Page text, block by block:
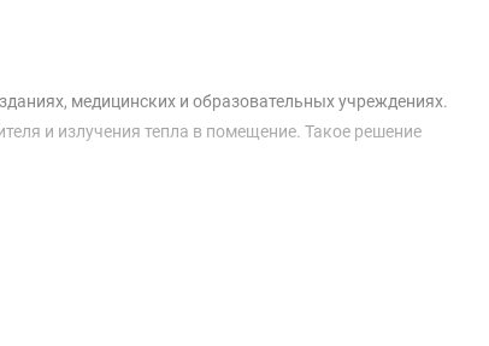
медицинских и образовательных учреждениях.
и излучения тепла в помещение. Такое решение